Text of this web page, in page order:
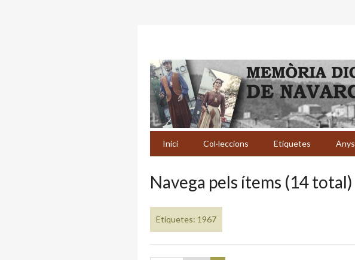
Inici Col·leccions Etiquetes Anys
Navega pels ítems (14 total)
Etiquetes: 1967